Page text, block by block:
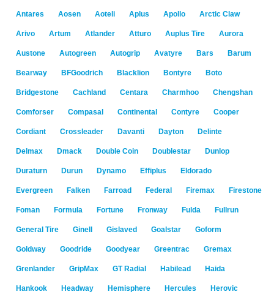
Antares Aosen Aoteli Aplus Apollo Arctic Claw
Arivo Artum Atlander Atturo Auplus Tire Aurora
Austone Autogreen Autogrip Avatyre Bars Barum
Bearway BFGoodrich Blacklion Bontyre Boto
Bridgestone Cachland Centara Charmhoo Chengshan
Comforser Compasal Continental Contyre Cooper
Cordiant Crossleader Davanti Dayton Delinte
Delmax Dmack Double Coin Doublestar Dunlop
Duraturn Durun Dynamo Effiplus Eldorado
Evergreen Falken Farroad Federal Firemax Firestone
Foman Formula Fortune Fronway Fulda Fullrun
General Tire Ginell Gislaved Goalstar Goform
Goldway Goodride Goodyear Greentrac Gremax
Grenlander GripMax GT Radial Habilead Haida
Hankook Headway Hemisphere Hercules Herovic